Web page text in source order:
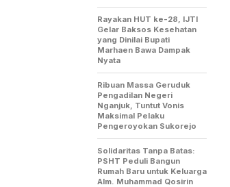
Rayakan HUT ke-28, IJTI
Gelar Baksos Kesehatan
yang Dinilai Bupati
Marhaen Bawa Dampak
Nyata
Ribuan Massa Geruduk
Pengadilan Negeri
Nganjuk, Tuntut Vonis
Maksimal Pelaku
Pengeroyokan Sukorejo
Solidaritas Tanpa Batas:
PSHT Peduli Bangun
Rumah Baru untuk Keluarga
Alm. Muhammad Qosirin